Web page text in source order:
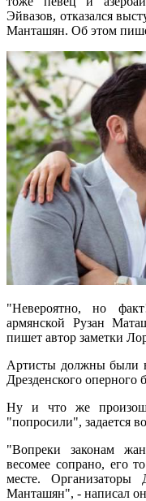
Эйвазов, отказался
Манташян. Об этом
"Невероятно, но
армянской Рузан
пишет автор заметки
Артисты должны были
Дрезденского оперного
Ну и что же
"попросили", задается
"Вопреки законам
весомее сопрано, его
месте. Организаторы
Манташян", - написал